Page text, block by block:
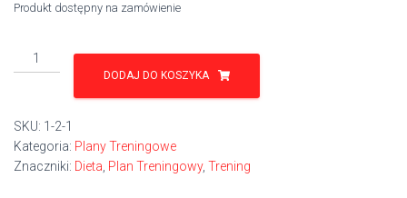
Produkt dostępny na zamówienie
ilość
Dieta
Miesiące
DODAJ DO KOSZYKA
SKU: 1-2-1
Kategoria: Plany Treningowe
Znaczniki: Dieta Plan Treningowy, Trening